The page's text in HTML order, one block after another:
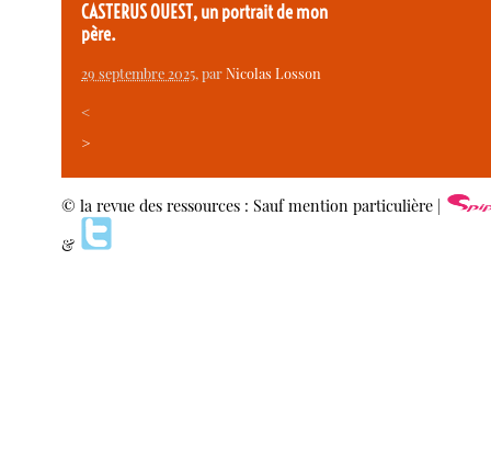
CASTERUS OUEST, un portrait de mon
père.
29 septembre 2025, parNicolas Losson
<
>
© la revue des ressources : Sauf mention particulière |
&